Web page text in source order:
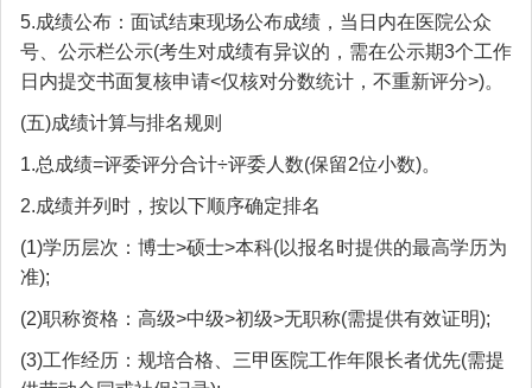
5.成绩公布：面试结束现场公布成绩，当日内在医院公众
号、公示栏公示(考生对成绩有异议的，需在公示期3个工作
日内提交书面复核申请<仅核对分数统计，不重新评分>)。
(五)成绩计算与排名规则
1.总成绩=评委评分合计÷评委人数(保留2位小数)。
2.成绩并列时，按以下顺序确定排名
(1)学历层次：博士>硕士>本科(以报名时提供的最高学历为
准);
(2)职称资格：高级>中级>初级>无职称(需提供有效证明);
(3)工作经历：规培合格、三甲医院工作年限长者优先(需提